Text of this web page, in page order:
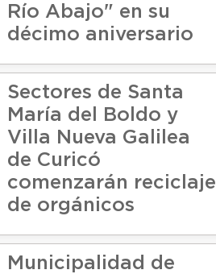
Río Abajo" en su
décimo aniversario
Sectores de Santa
María del Boldo y
Villa Nueva Galilea
de Curicó
comenzarán reciclaje
de orgánicos
Municipalidad de